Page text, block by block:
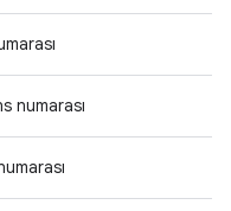
numarası